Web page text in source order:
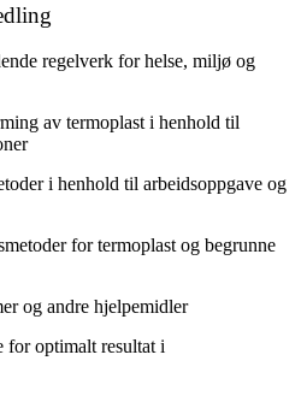
regelverk for helse, miljø og
av termoplast i henhold til
i henhold til arbeidsoppgave og
for termoplast og begrunne
og andre hjelpemidler
for optimalt resultat i